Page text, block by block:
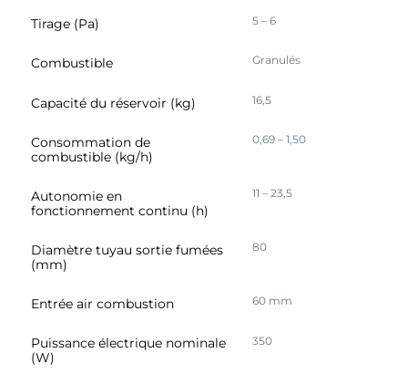
Tirage (Pa) 5 – 6
Combustible Granulés
Capacité du réservoir (kg) 16,5
Consommation de
combustible (kg/h)
0,69 – 1,50
Autonomie en
fonctionnement continu (h)
11 – 23,5
Diamètre tuyau sortie fumées
(mm)
80
Entrée air combustion 60 mm
Puissance électrique nominale
(W)
350